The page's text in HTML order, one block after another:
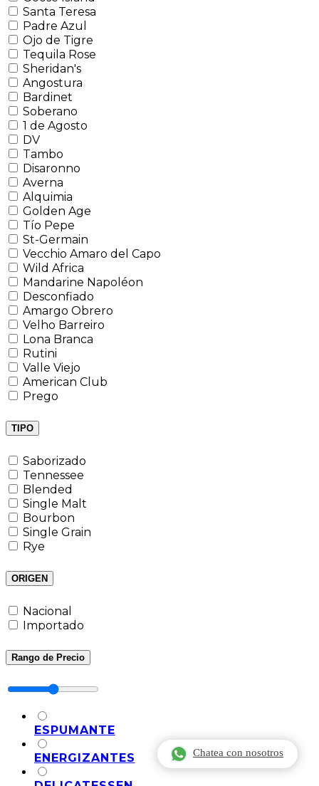
Chatea con nosotros
Santa Teresa
Padre Azul
Ojo de Tigre
Tequila Rose
Sheridan's
Angostura
Bardinet
Soberano
1 de Agosto
DV
Tambo
Disaronno
Averna
Alquimia
Golden Age
Tío Pepe
St-Germain
Vecchio Amaro del Capo
Wild Africa
Mandarine Napoléon
Desconfiado
Amargo Obrero
Velho Barreiro
Lona Branca
Rutini
Valle Viejo
American Club
Prego
TIPO
Saborizado
Tennessee
Blended
Single Malt
Bourbon
Single Grain
Rye
ORIGEN
Nacional
Importado
Rango de Precio
ESPUMANTE
ENERGIZANTES